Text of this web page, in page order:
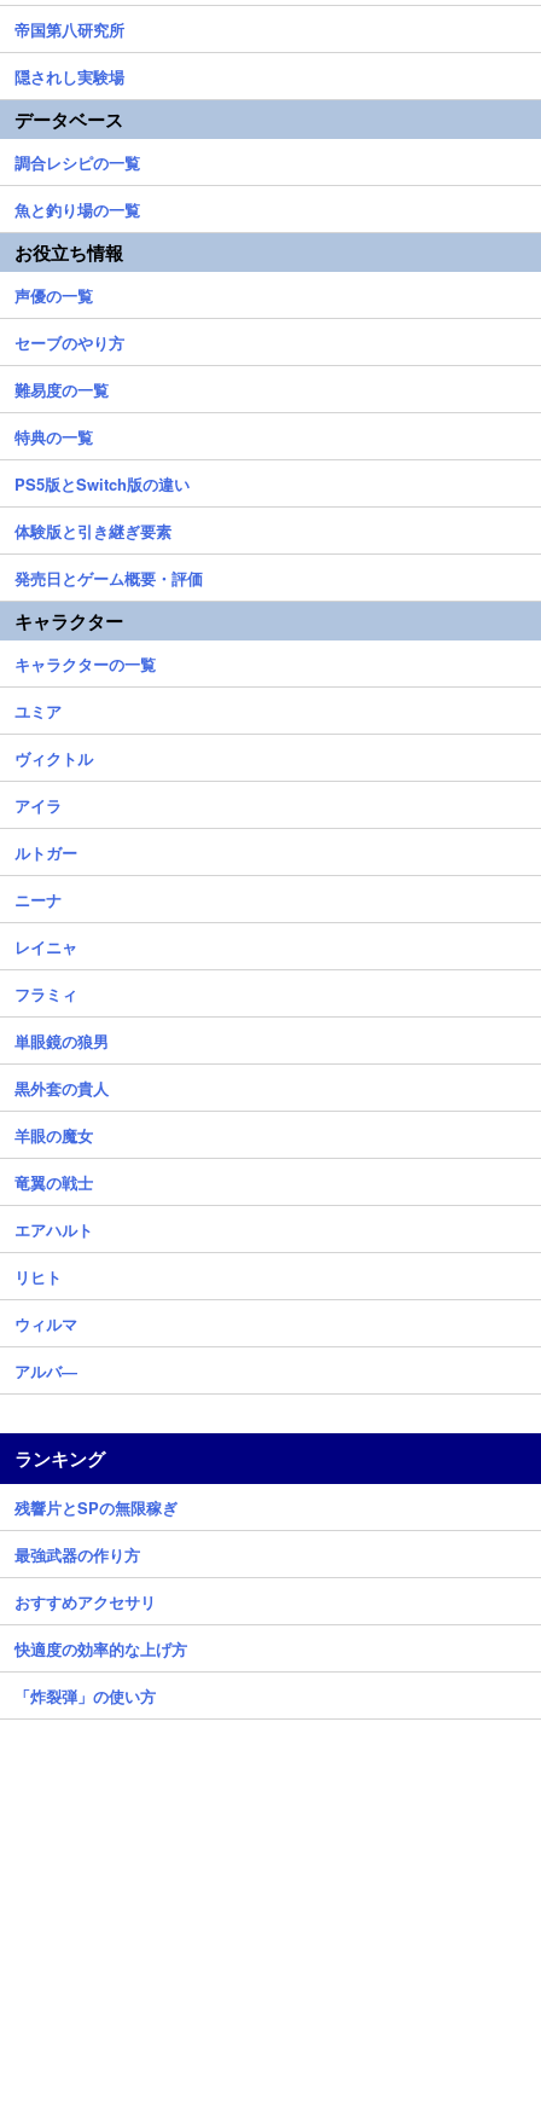
帝国第八研究所
隠されし実験場
データベース
調合レシピの一覧
魚と釣り場の一覧
お役立ち情報
声優の一覧
セーブのやり方
難易度の一覧
特典の一覧
PS5版とSwitch版の違い
体験版と引き継ぎ要素
発売日とゲーム概要・評価
キャラクター
キャラクターの一覧
ユミア
ヴィクトル
アイラ
ルトガー
ニーナ
レイニャ
フラミィ
単眼鏡の狼男
黒外套の貴人
羊眼の魔女
竜翼の戦士
エアハルト
リヒト
ウィルマ
アルバ―
ランキング
残響片とSPの無限稼ぎ
最強武器の作り方
おすすめアクセサリ
快適度の効率的な上げ方
「炸裂弾」の使い方